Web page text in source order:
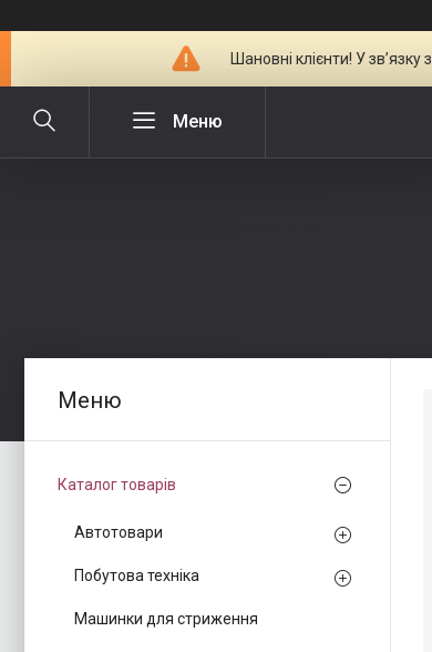
Шановні клієнти! У
Каталог товарів
Автотовари
Побутова техніка
Машинки для стриження